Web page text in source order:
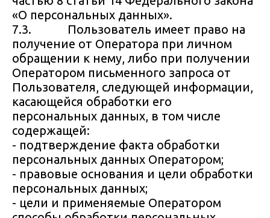
«О персональных данных».
7.3. Пользователь имеет право на
получение от Оператора при личном
обращении к нему, либо при получении
Оператором письменного запроса от
Пользователя, следующей информации,
касающейся обработки его
персональных данных, в том числе
содержащей:
- подтверждение факта обработки
персональных данных Оператором;
- правовые основания и цели обработки
персональных данных;
- цели и применяемые Оператором